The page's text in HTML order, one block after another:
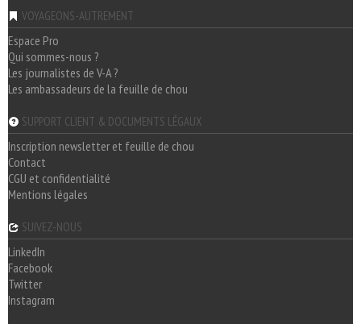
VOYAGEONS-AUTREMENT
Espace Pro
Qui sommes-nous ?
Les journalistes de V-A ?
Les ambassadeurs de la feuille de chou
SUPPORT CLIENT & DOCUMENTS LÉGAUX
Inscription newsletter et feuille de chou
Contact
CGU et confidentialité
Mentions légales
SUIVEZ-NOUS
LinkedIn
Facebook
Twitter
Instagram